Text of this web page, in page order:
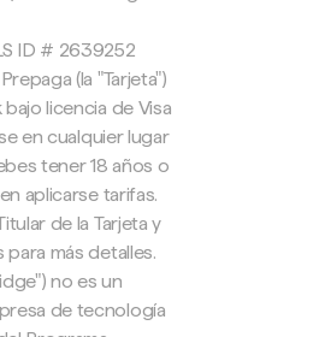
ID # 2639252
(la "Tarjeta")
licencia de Visa
en cualquier lugar
tener 18 años o
aplicarse tarifas.
de la Tarjeta y
más detalles.
no es un
de tecnología